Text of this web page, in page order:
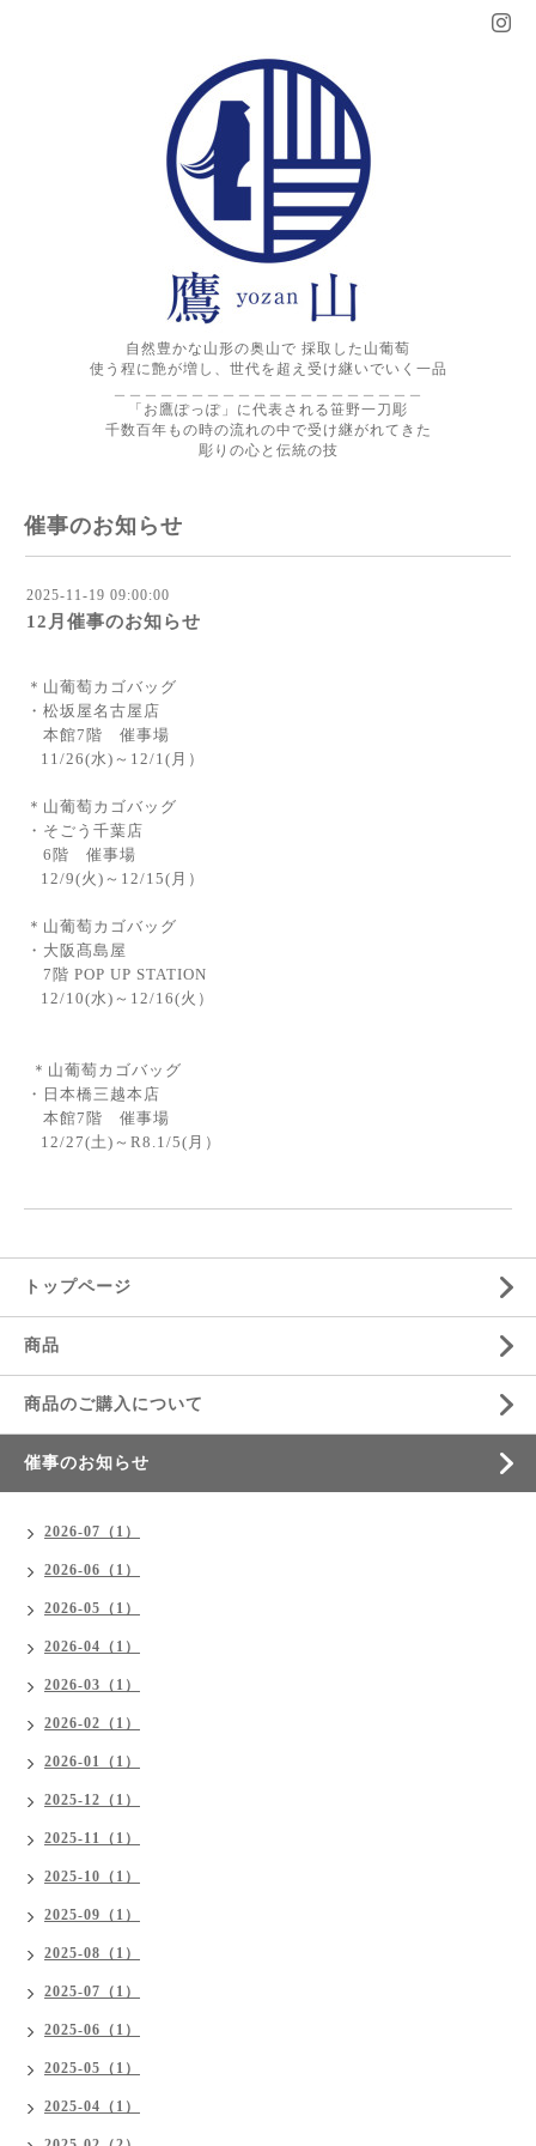
自然豊かな山形の奥山で 採取した山葡萄
使う程に艶が増し、世代を超え受け継いでいく一品
「お鷹ぽっぽ」に代表される笹野一刀彫
千数百年もの時の流れの中で受け継がれてきた
彫りの心と伝統の技
催事のお知らせ
2025-11-19 09:00:00
12月催事のお知らせ
＊山葡萄カゴバッグ
・松坂屋名古屋店
本館7階 催事場
11/26(水)～12/1(月）
＊山葡萄カゴバッグ
・そごう千葉店
6階 催事場
12/9(火)～12/15(月）
＊山葡萄カゴバッグ
・大阪髙島屋
7階 POP UP STATION
12/10(水)～12/16(火）
＊山葡萄カゴバッグ
・日本橋三越本店
本館7階 催事場
12/27(土)～R8.1/5(月）
トップページ
商品
商品のご購入について
催事のお知らせ
2026-07（1）
2026-06（1）
2026-05（1）
2026-04（1）
2026-03（1）
2026-02（1）
2026-01（1）
2025-12（1）
2025-11（1）
2025-10（1）
2025-09（1）
2025-08（1）
2025-07（1）
2025-06（1）
2025-05（1）
2025-04（1）